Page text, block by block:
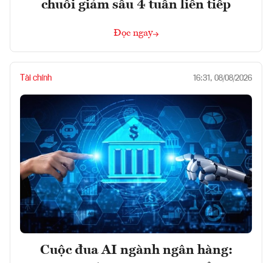
chuỗi giảm sâu 4 tuần liên tiếp
Đọc ngay
Tài chính 16:31, 08/08/2026
Cuộc đua AI ngành ngân hàng: